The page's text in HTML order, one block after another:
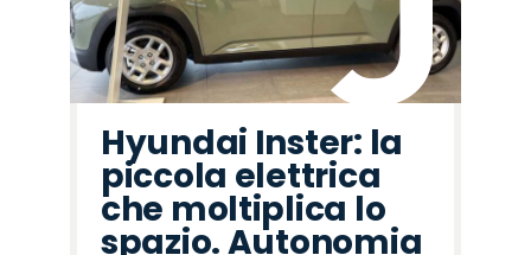
Hyundai Inster: la
piccola elettrica
che moltiplica lo
spazio. Autonomia